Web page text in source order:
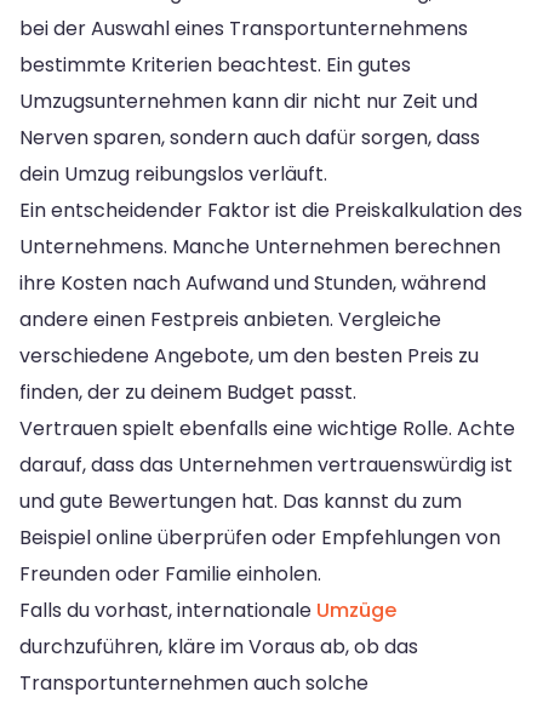
bei der Auswahl eines Transportunternehmens
bestimmte Kriterien beachtest. Ein gutes
Umzugsunternehmen kann dir nicht nur Zeit und
Nerven sparen, sondern auch dafür sorgen, dass
dein Umzug reibungslos verläuft.
Ein entscheidender Faktor ist die Preiskalkulation des
Unternehmens. Manche Unternehmen berechnen
ihre Kosten nach Aufwand und Stunden, während
andere einen Festpreis anbieten. Vergleiche
verschiedene Angebote, um den besten Preis zu
finden, der zu deinem Budget passt.
Vertrauen spielt ebenfalls eine wichtige Rolle. Achte
darauf, dass das Unternehmen vertrauenswürdig ist
und gute Bewertungen hat. Das kannst du zum
Beispiel online überprüfen oder Empfehlungen von
Freunden oder Familie einholen.
Falls du vorhast, internationale Umzüge
durchzuführen, kläre im Voraus ab, ob das
Transportunternehmen auch solche